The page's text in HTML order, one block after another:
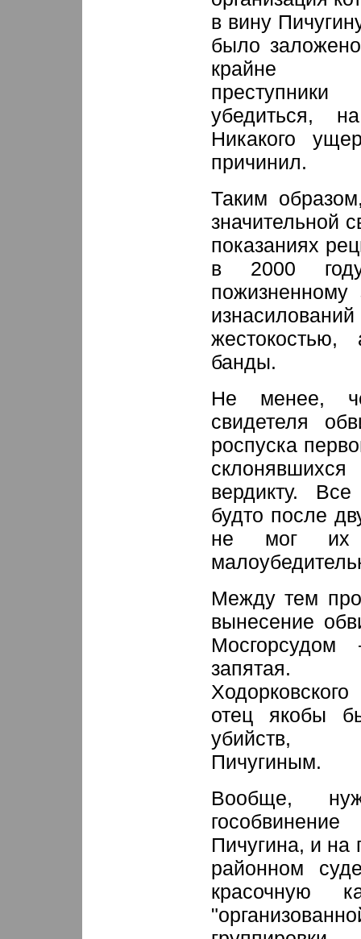
в вину
было
крайне
убедиться,
Никакого
причинил.
Таким
значительной
показаниях
в 2000 году
банды.
Не менее,
свидетеля
роспуска
вердикту.
будто после
не мог их
Между тем
вынесение
запятая.
отец якобы
убийств,
Пичугиным.
Вообще,
Пичугина, и
районном
красочную